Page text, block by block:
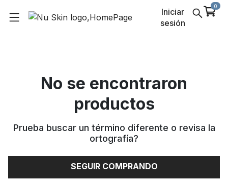
Iniciar
sesión
0
No se encontraron
productos
Prueba buscar un término diferente o revisa la
ortografía?
SEGUIR COMPRANDO